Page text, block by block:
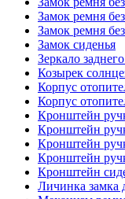
Замок ремня
Замок ремня
Замок сиденья
Зеркало
Козырек
Корпус
Корпус
Кронштейн
Кронштейн
Кронштейн
Кронштейн
Кронштейн
Личинка замка